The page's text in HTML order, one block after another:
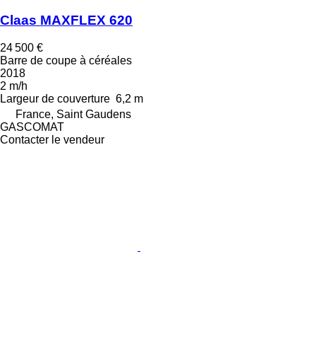
Claas MAXFLEX 620
24 500 €
Barre de coupe à céréales
2018
2 m/h
Largeur de couverture 6,2 m
France, Saint Gaudens
GASCOMAT
Contacter le vendeur